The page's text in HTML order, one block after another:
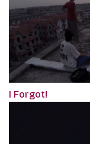
I Forgot!